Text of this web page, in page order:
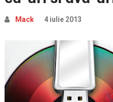
Mack 4 iulie 2013